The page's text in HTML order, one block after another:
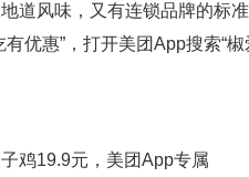
道风味，又有连锁品牌的标
优惠”，打开美团App搜索“椒
19.9元，美团App专属